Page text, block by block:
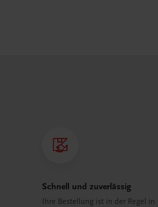
Schnell und zuverlässig
Ihre Bestellung ist in der Regel in